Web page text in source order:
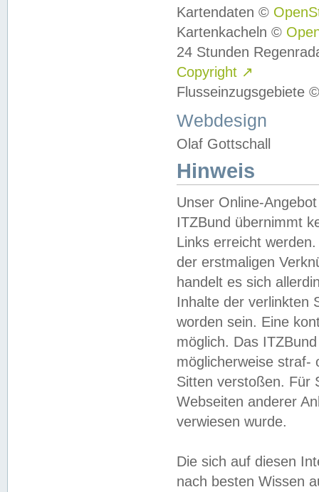
Kartendaten ©
Kartenkacheln ©
24 Stunden
Copyright ↗
Flusseinzugsgebiete
Webdesign
Olaf Gottschall
Hinweis
Unser Online-
ITZBund übernimmt
Links erreicht
der erstmaligen
handelt es sich
Inhalte der verlinkten
worden sein. Eine
möglich. Das
möglicherweise straf-
Sitten verstoßen. Für
Webseiten anderer
verwiesen wurde.
Die sich auf diesen
nach besten Wissen